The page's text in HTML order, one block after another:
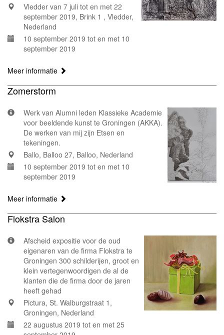
Vledder van 7 juli tot en met 22
september 2019, Brink 1 , Vledder,
Nederland
10 september 2019 tot en met 10
september 2019
Meer informatie
Zomerstorm
Werk van Alumni leden Klassieke Academie
voor beeldende kunst te Groningen (AKKA).
De werken van mij zijn Etsen en
tekeningen.
Ballo, Balloo 27, Balloo, Nederland
10 september 2019 tot en met 10
september 2019
Meer informatie
Flokstra Salon
Afscheid expositie voor de oud
eigenaren van de firma Flokstra te
Groningen 300 schilderijen, groot en
klein vertegenwoordigen de al de
klanten die de firma door de jaren
heeft gehad
Pictura, St. Walburgstraat 1,
Groningen, Nederland
22 augustus 2019 tot en met 25